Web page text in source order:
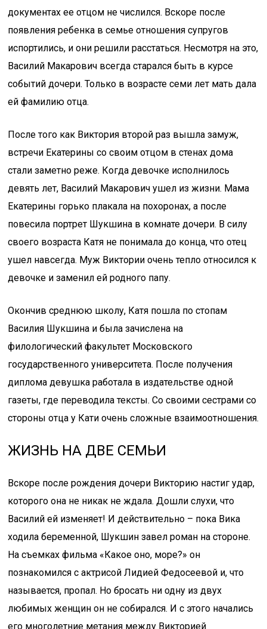
документах ее отцом не числился. Вскоре после
появления ребенка в семье отношения супругов
испортились, и они решили расстаться. Несмотря на это,
Василий Макарович всегда старался быть в курсе
событий дочери. Только в возрасте семи лет мать дала
ей фамилию отца.
После того как Виктория второй раз вышла замуж,
встречи Екатерины со своим отцом в стенах дома
стали заметно реже. Когда девочке исполнилось
девять лет, Василий Макарович ушел из жизни. Мама
Екатерины горько плакала на похоронах, а после
повесила портрет Шукшина в комнате дочери. В силу
своего возраста Катя не понимала до конца, что отец
ушел навсегда. Муж Виктории очень тепло относился к
девочке и заменил ей родного папу.
Окончив среднюю школу, Катя пошла по стопам
Василия Шукшина и была зачислена на
филологический факультет Московского
государственного университета. После получения
диплома девушка работала в издательстве одной
газеты, где переводила тексты. Со своими сестрами со
стороны отца у Кати очень сложные взаимоотношения.
ЖИЗНЬ НА ДВЕ СЕМЬИ
Вскоре после рождения дочери Викторию настиг удар,
которого она не никак не ждала. Дошли слухи, что
Василий ей изменяет! И действительно – пока Вика
ходила беременной, Шукшин завел роман на стороне.
На съемках фильма «Какое оно, море?» он
познакомился с актрисой Лидией Федосеевой и, что
называется, пропал. Но бросать ни одну из двух
любимых женщин он не собирался. И с этого начались
его многолетние метания между Викторией